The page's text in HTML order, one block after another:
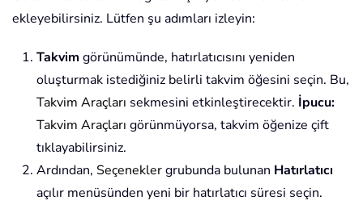
ekleyebilirsiniz. Lütfen şu adımları izleyin:
Takvim görünümünde, hatırlatıcısını yeniden
oluşturmak istediğiniz belirli takvim öğesini seçin. Bu,
Takvim Araçları sekmesini etkinleştirecektir. İpucu:
Takvim Araçları görünmüyorsa, takvim öğenize çift
tıklayabilirsiniz.
Ardından, Seçeneklergrubunda bulunan Hatırlatıcı
açılır menüsünden yeni bir hatırlatıcı süresi seçin.